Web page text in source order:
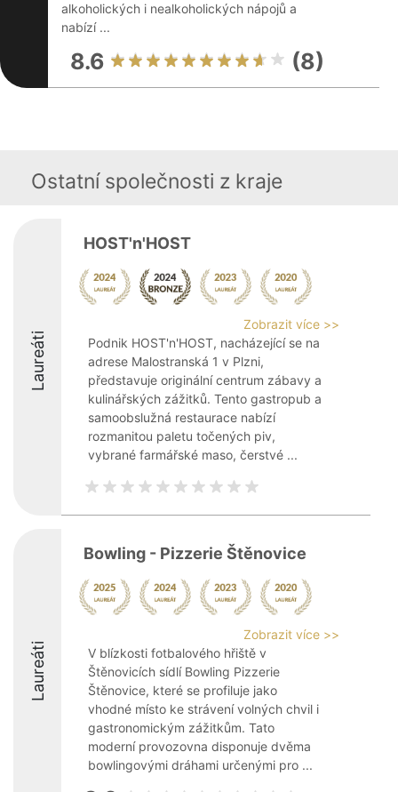
alkoholických i nealkoholických nápojů a
nabízí ...
8.6 (8)
Ostatní společnosti z kraje
Laureáti
HOST'n'HOST
Zobrazit více >>
Podnik HOST'n'HOST, nacházející se na
adrese Malostranská 1 v Plzni,
představuje originální centrum zábavy a
kulinářských zážitků. Tento gastropub a
samoobslužná restaurace nabízí
rozmanitou paletu točených piv,
vybrané farmářské maso, čerstvé ...
Laureáti
Bowling - Pizzerie Štěnovice
Zobrazit více >>
V blízkosti fotbalového hřiště v
Štěnovicích sídlí Bowling Pizzerie
Štěnovice, které se profiluje jako
vhodné místo ke strávení volných chvil i
gastronomickým zážitkům. Tato
moderní provozovna disponuje dvěma
bowlingovými dráhami určenými pro ...